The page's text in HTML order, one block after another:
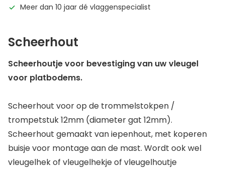
Meer dan 10 jaar dé vlaggenspecialist
Scheerhout
Scheerhoutje voor bevestiging van uw vleugel
voor platbodems.
Scheerhout voor op de trommelstokpen /
trompetstuk 12mm (diameter gat 12mm).
Scheerhout gemaakt van iepenhout, met koperen
buisje voor montage aan de mast. Wordt ook wel
vleugelhek of vleugelhekje of vleugelhoutje